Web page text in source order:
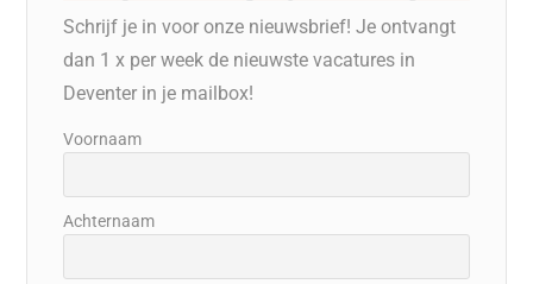
Schrijf je in voor onze nieuwsbrief! Je ontvangt
dan 1 x per week de nieuwste vacatures in
Deventer in je mailbox!
Voornaam
Achternaam